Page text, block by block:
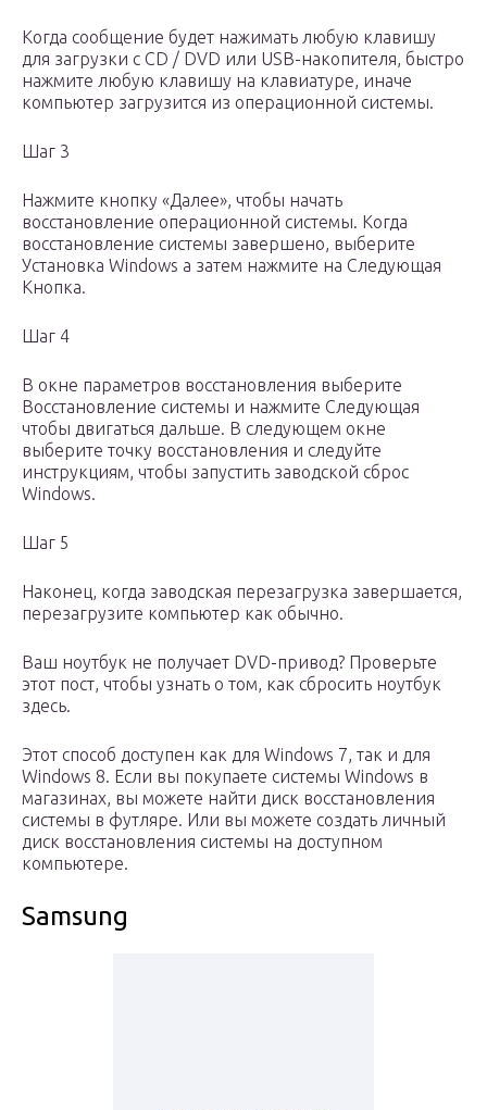
Когда сообщение будет нажимать любую клавишу
для загрузки с CD / DVD или USB-накопителя, быстро
нажмите любую клавишу на клавиатуре, иначе
компьютер загрузится из операционной системы.
Шаг 3
Нажмите кнопку «Далее», чтобы начать
восстановление операционной системы. Когда
восстановление системы завершено, выберите
Установка Windows а затем нажмите на Следующая
Кнопка.
Шаг 4
В окне параметров восстановления выберите
Восстановление системы и нажмите Следующая
чтобы двигаться дальше. В следующем окне
выберите точку восстановления и следуйте
инструкциям, чтобы запустить заводской сброс
Windows.
Шаг 5
Наконец, когда заводская перезагрузка завершается,
перезагрузите компьютер как обычно.
Ваш ноутбук не получает DVD-привод? Проверьте
этот пост, чтобы узнать о том, как сбросить ноутбук
здесь.
Этот способ доступен как для Windows 7, так и для
Windows 8. Если вы покупаете системы Windows в
магазинах, вы можете найти диск восстановления
системы в футляре. Или вы можете создать личный
диск восстановления системы на доступном
компьютере.
Samsung